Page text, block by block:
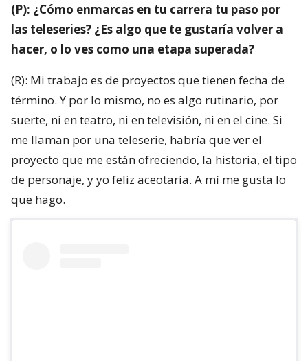
(P): ¿Cómo enmarcas en tu carrera tu paso por
las teleseries? ¿Es algo que te gustaría volver a
hacer, o lo ves como una etapa superada?
(R): Mi trabajo es de proyectos que tienen fecha de
término. Y por lo mismo, no es algo rutinario, por
suerte, ni en teatro, ni en televisión, ni en el cine. Si
me llaman por una teleserie, habría que ver el
proyecto que me están ofreciendo, la historia, el tipo
de personaje, y yo feliz aceotaría. A mí me gusta lo
que hago.